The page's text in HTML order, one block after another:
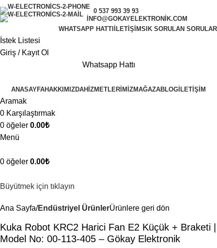
0 537 993 39 93
INFO@GOKAYELEKTRONIK.COM
WHATSAPP HATTI
İLETIŞIMSIK SORULAN SORULAR
İstek Listesi
Giriş / Kayıt Ol
Whatsapp Hattı
ANASAYFAHAKKIMIZDAHIZMETLERIMIZMAĞAZABLOG İLETIŞIM
Aramak
0 Karşılaştırmak
0 öğeler 0.00₺
Menü
0 öğeler 0.00₺
Büyütmek için tıklayın
Ana Sayfa Endüstriyel ÜrünlerÜrünlere geri dön
Kuka Robot KRC2 Harici Fan E2 Küçük + Braketi |
Model No: 00-113-405 – Gökay Elektronik